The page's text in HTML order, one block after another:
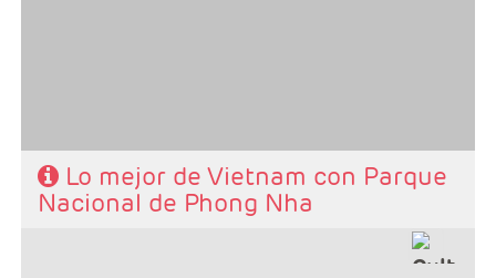
Lo mejor de Vietnam con Parque
Nacional de Phong Nha